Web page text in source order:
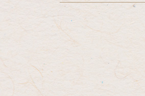
コ
ツ
ペ
先